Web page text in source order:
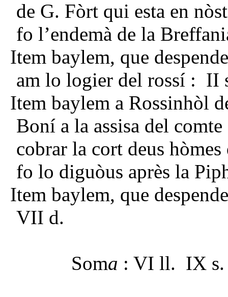
de G. Fòrt qui esta en
fo l’endemà de la
Item baylem, que
am lo logier del rossí : II
Item baylem a Rossinhòl
Boní a la assisa del
cobrar la cort deus
fo lo diguòus après la
Item baylem, que
VII d.
Soma : VI ll. IX